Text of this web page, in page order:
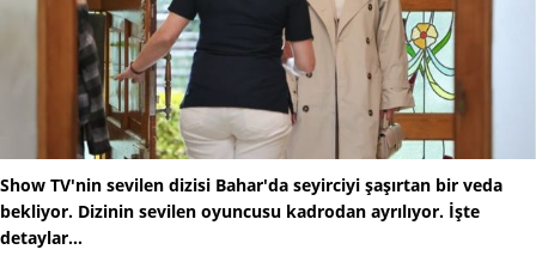
Show TV'nin sevilen dizisi Bahar'da seyirciyi şaşırtan bir veda
bekliyor. Dizinin sevilen oyuncusu kadrodan ayrılıyor. İşte
detaylar...